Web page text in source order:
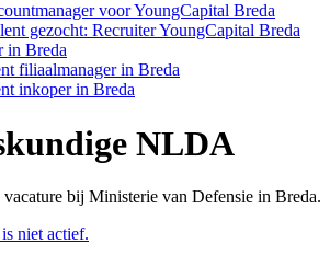
voor YoungCapital Breda
gezocht: Recruiter YoungCapital Breda
in Breda
filiaalmanager in Breda
inkoper in Breda
NLDA
bij Ministerie van Defensie in Breda.
niet actief.